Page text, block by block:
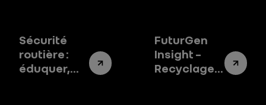
Sécurité
routière :
éduquer,
FuturGen
Insight –
Recyclage